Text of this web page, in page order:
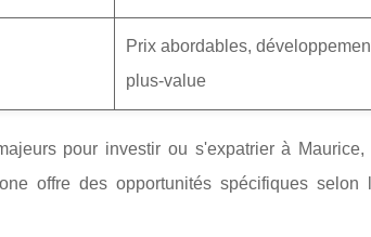
Prix abordables,
plus-value
pour investir ou s'expatrier à
offre des opportunités spécifiques